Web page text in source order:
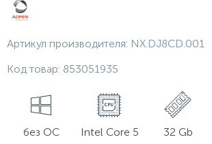
Артикул производителя: NX.DJ8CD.001
Код товар: 853051935
без ОС Intel Core 5 32 Gb